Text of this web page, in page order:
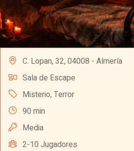
C. Lopan, 32, 04008 - Almería
Sala de Escape
Misterio, Terror
90 min
Media
2-10 Jugadores